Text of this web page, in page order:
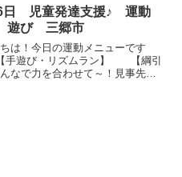
日 児童発達支援♪ 運動
遊び 三郷市
は！今日の運動メニューです
遊び・リズムラン】 【綱引
なで力を合わせて～！見事先生